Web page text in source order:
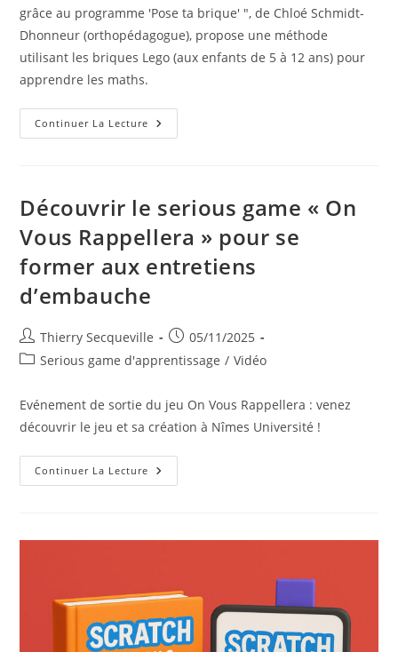
grâce au programme 'Pose ta brique' ", de Chloé Schmidt-
Dhonneur (orthopédagogue), propose une méthode
utilisant les briques Lego (aux enfants de 5 à 12 ans) pour
apprendre les maths.
Continuer La Lecture Apprentissage
Des
–
12
Ans
Découvrir le serious game « On
Vous Rappellera » pour se
former aux entretiens
d’embauche
Auteur/autrice
de
Thierry Secqueville
Publication
publiée :
05/11/2025
PostSerious game d'apprentissage / Vidéo
Evénement de sortie du jeu On Vous Rappellera : venez
découvrir le jeu et sa création à Nîmes Université !
Continuer La Lecture Découvrir
Le
Rappellera »
Aux
Entretiens
D’embauche